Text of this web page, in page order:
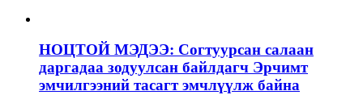
НОЦТОЙ МЭДЭЭ: Согтуурсан салаан
даргадаа зодуулсан байлдагч Эрчимт
эмчилгээний тасагт эмчлүүлж байна